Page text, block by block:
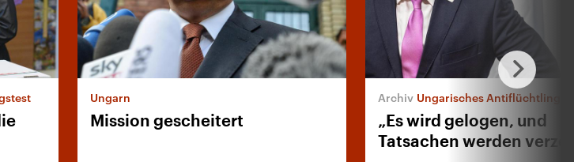
Ungarn
Mission gescheitert
Ungarisches
„Es wird gelogen, und
Tatsachen werden